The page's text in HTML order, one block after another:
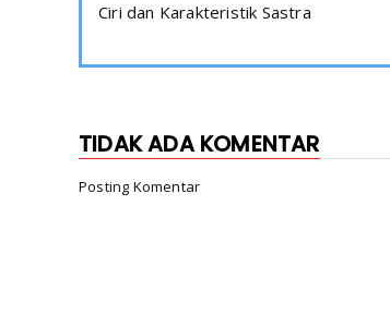
Ciri dan Karakteristik Sastra
TIDAK ADA KOMENTAR
Posting Komentar